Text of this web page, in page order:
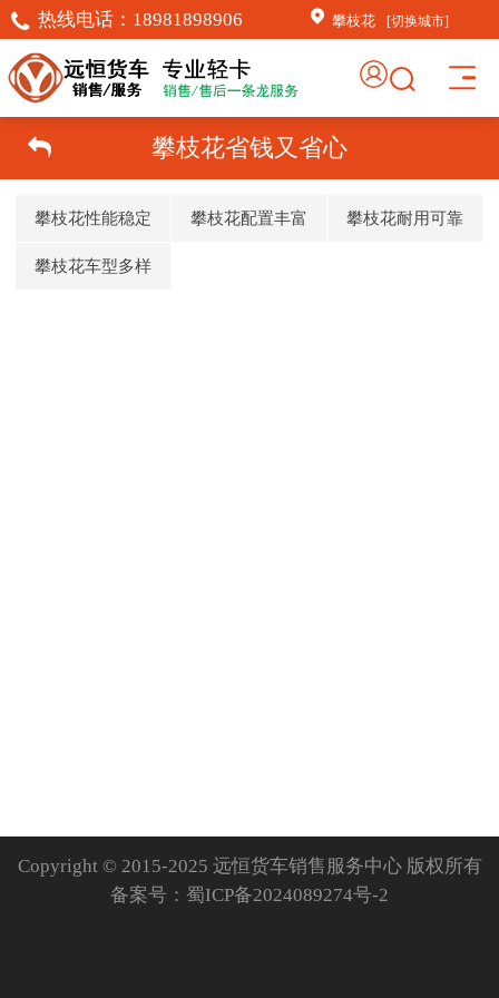
热线电话： 18981898906 攀枝花 [切换城市]
攀枝花省钱又省心
攀枝花性能稳定 攀枝花配置丰富 攀枝花耐用可靠
攀枝花车型多样
Copyright © 2015-2025 远恒货车销售服务中心 版权所有
备案号： 蜀ICP备2024089274号-2